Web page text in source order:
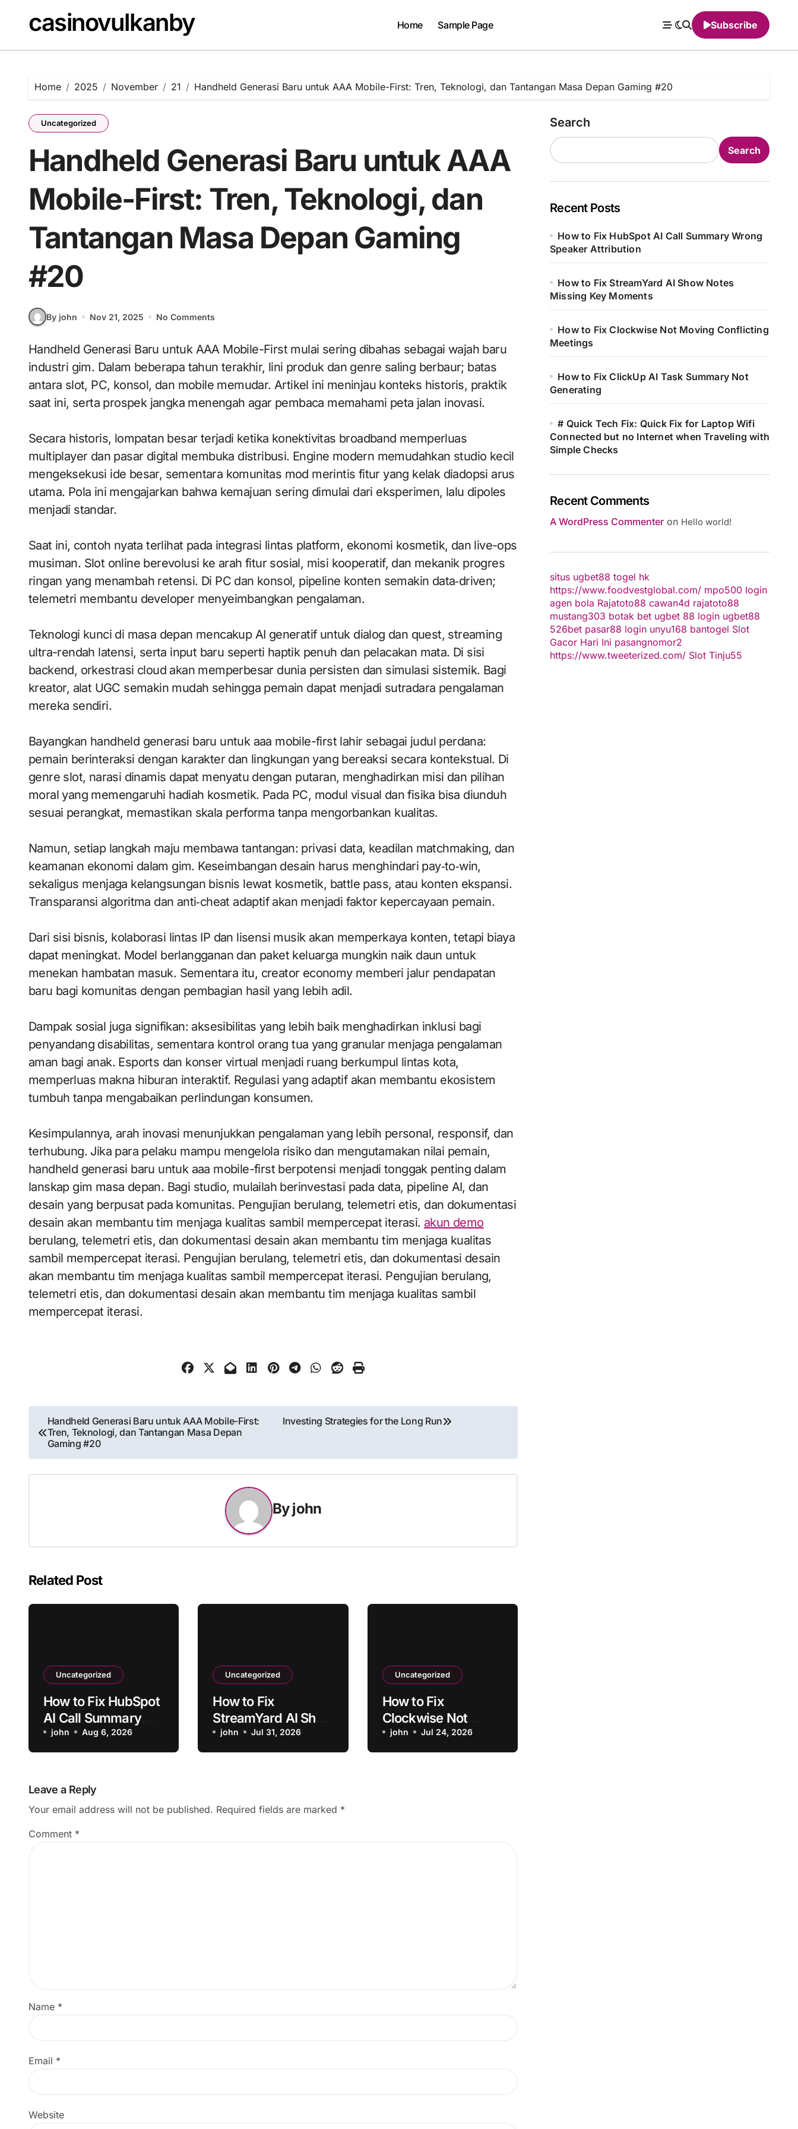
contentcasinovulkanby Home Sample Page Subscribe
Home 2025 November 21 Handheld Generasi Baru untuk AAA Mobile-First: Tren, Teknologi, dan Tantangan Masa Depan Gaming #20
Uncategorized
Handheld Generasi Baru untuk AAA
Mobile-First: Tren, Teknologi, dan
Tantangan Masa Depan Gaming
#20
By john Nov 21, 2025 No Comments
Handheld Generasi Baru untuk AAA Mobile-First mulai sering dibahas sebagai wajah baru
industri gim. Dalam beberapa tahun terakhir, lini produk dan genre saling berbaur; batas
antara slot, PC, konsol, dan mobile memudar. Artikel ini meninjau konteks historis, praktik
saat ini, serta prospek jangka menengah agar pembaca memahami peta jalan inovasi.
Secara historis, lompatan besar terjadi ketika konektivitas broadband memperluas
multiplayer dan pasar digital membuka distribusi. Engine modern memudahkan studio kecil
mengeksekusi ide besar, sementara komunitas mod merintis fitur yang kelak diadopsi arus
utama. Pola ini mengajarkan bahwa kemajuan sering dimulai dari eksperimen, lalu dipoles
menjadi standar.
Saat ini, contoh nyata terlihat pada integrasi lintas platform, ekonomi kosmetik, dan live-ops
musiman. Slot online berevolusi ke arah fitur sosial, misi kooperatif, dan mekanik progres
ringan yang menambah retensi. Di PC dan konsol, pipeline konten semakin data‑driven;
telemetri membantu developer menyeimbangkan pengalaman.
Teknologi kunci di masa depan mencakup AI generatif untuk dialog dan quest, streaming
ultra-rendah latensi, serta input baru seperti haptik penuh dan pelacakan mata. Di sisi
backend, orkestrasi cloud akan memperbesar dunia persisten dan simulasi sistemik. Bagi
kreator, alat UGC semakin mudah sehingga pemain dapat menjadi sutradara pengalaman
mereka sendiri.
Bayangkan handheld generasi baru untuk aaa mobile-first lahir sebagai judul perdana:
pemain berinteraksi dengan karakter dan lingkungan yang bereaksi secara kontekstual. Di
genre slot, narasi dinamis dapat menyatu dengan putaran, menghadirkan misi dan pilihan
moral yang memengaruhi hadiah kosmetik. Pada PC, modul visual dan fisika bisa diunduh
sesuai perangkat, memastikan skala performa tanpa mengorbankan kualitas.
Namun, setiap langkah maju membawa tantangan: privasi data, keadilan matchmaking, dan
keamanan ekonomi dalam gim. Keseimbangan desain harus menghindari pay‑to‑win,
sekaligus menjaga kelangsungan bisnis lewat kosmetik, battle pass, atau konten ekspansi.
Transparansi algoritma dan anti‑cheat adaptif akan menjadi faktor kepercayaan pemain.
Dari sisi bisnis, kolaborasi lintas IP dan lisensi musik akan memperkaya konten, tetapi biaya
dapat meningkat. Model berlangganan dan paket keluarga mungkin naik daun untuk
menekan hambatan masuk. Sementara itu, creator economy memberi jalur pendapatan
baru bagi komunitas dengan pembagian hasil yang lebih adil.
Dampak sosial juga signifikan: aksesibilitas yang lebih baik menghadirkan inklusi bagi
penyandang disabilitas, sementara kontrol orang tua yang granular menjaga pengalaman
aman bagi anak. Esports dan konser virtual menjadi ruang berkumpul lintas kota,
memperluas makna hiburan interaktif. Regulasi yang adaptif akan membantu ekosistem
tumbuh tanpa mengabaikan perlindungan konsumen.
Kesimpulannya, arah inovasi menunjukkan pengalaman yang lebih personal, responsif, dan
terhubung. Jika para pelaku mampu mengelola risiko dan mengutamakan nilai pemain,
handheld generasi baru untuk aaa mobile-first berpotensi menjadi tonggak penting dalam
lanskap gim masa depan. Bagi studio, mulailah berinvestasi pada data, pipeline AI, dan
desain yang berpusat pada komunitas. Pengujian berulang, telemetri etis, dan dokumentasi
desain akan membantu tim menjaga kualitas sambil mempercepat iterasi. akun demo
berulang, telemetri etis, dan dokumentasi desain akan membantu tim menjaga kualitas
sambil mempercepat iterasi. Pengujian berulang, telemetri etis, dan dokumentasi desain
akan membantu tim menjaga kualitas sambil mempercepat iterasi. Pengujian berulang,
telemetri etis, dan dokumentasi desain akan membantu tim menjaga kualitas sambil
mempercepat iterasi.
Post
navigation
Handheld Generasi Baru untuk AAA Mobile-First:
Tren, Teknologi, dan Tantangan Masa Depan
Gaming #20
Investing Strategies for the Long Run
Byjohn
Related Post
Uncategorized
How to Fix HubSpot
AI Call Summary
Wrong Speaker
Attribution
john Aug 6, 2026
Uncategorized
How to Fix
StreamYard AI Show
Notes Missing Key
Moments
john Jul 31, 2026
Uncategorized
How to Fix
Clockwise Not
Moving Conflicting
Meetings
john Jul 24, 2026
Leave a Reply
Your email address will not be published. Required fields are marked *
Comment *
Name *
Email *
Website
Search
Search
Recent Posts
How to Fix HubSpot AI Call Summary Wrong
Speaker Attribution
How to Fix StreamYard AI Show Notes
Missing Key Moments
How to Fix Clockwise Not Moving Conflicting
Meetings
How to Fix ClickUp AI Task Summary Not
Generating
# Quick Tech Fix: Quick Fix for Laptop Wifi
Connected but no Internet when Traveling with
Simple Checks
Recent Comments
A WordPress Commenter on Hello world!
situs ugbet88 togel hk
https://www.foodvestglobal.com/ mpo500 login
agen bola Rajatoto88 cawan4d rajatoto88
mustang303 botak bet ugbet 88 login ugbet88
526bet pasar88 login unyu168 bantogel Slot
Gacor Hari Ini pasangnomor2
https://www.tweeterized.com/ Slot Tinju55